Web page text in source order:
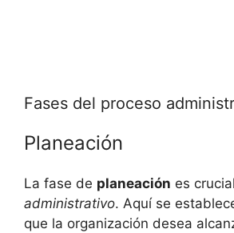
Fases del proceso
Planeación
La fase de planeación es
administrativo. Aquí se
que la organización desea